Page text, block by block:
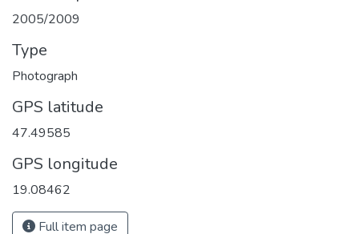
2005/2009
Type
Photograph
GPS latitude
47.49585
GPS longitude
19.08462
Full item page